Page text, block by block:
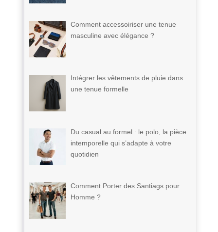
Comment accessoiriser une tenue
masculine avec élégance ?
Intégrer les vêtements de pluie dans
une tenue formelle
Du casual au formel : le polo, la pièce
intemporelle qui s’adapte à votre
quotidien
Comment Porter des Santiags pour
Homme ?